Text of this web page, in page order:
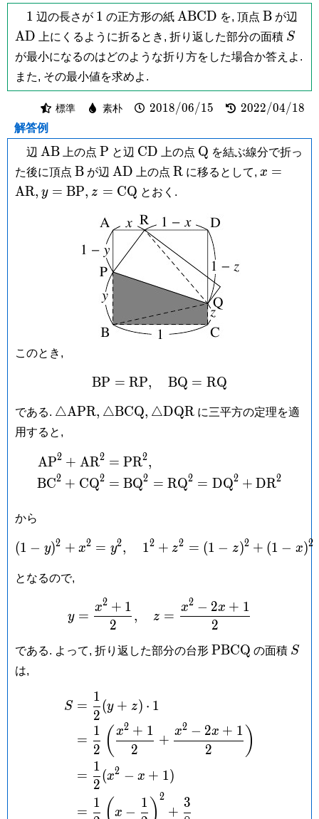
1
1 辺の長さが 1
1 の正方形の紙 \mathrm{ABCD}
ABCD を, 頂点 \mathrm
B
B が辺
AD 上にくるように折るとき, 折り返した部分の面積 S
S
が最小になるのはどのような折り方をした場合か答えよ.
また, その最小値を求めよ.
標準 素朴 2018/06/15
2018/06/15 2022/04/18
2022/04/18
解答例
辺 \mathrm{AB}
AB 上の点 \mathrm
P
P と辺 \mathrm{CD}
CD 上の点 \mathrm
Q
Q を結ぶ線分で折っ
た後に頂点 \mathrm
B
B が辺 \mathrm{AD}
AD 上の点 \mathrm
R に移るとして, x =
x =
AR, y =
y = BP, z =
z = CQ とおく.
このとき,
\mathrm{BP} =
BP = RP, BQ = RQ
である. \triangle\mathrm{APR},
△APR, \triangle\mathrm{BCQ},
△BCQ, \triangle\mathrm{DQR}
△DQR に三平方の定理を適
用すると,
AP2 + AR2
BC2 + CQ2
= PR2,
= BQ2 = RQ2 = DQ2 + DR2
から
(1-y)^2+x^2 = y^2,
(1 − y)2 + x2 = y2, 12 + z2 = (1 − z)2 + (1 − x)2
となるので,
y = \frac{x^2+1}{2},
y =
2
x2 + 1
, z =
2
x2 − 2x + 1
である. よって, 折り返した部分の台形 \mathrm{PBCQ}
PBCQ の面積 S
S
は,
S =
2
1
(y + z) ⋅ 1
=
2
1 ( 2
x2 + 1
+
2
x2 − 2x + 1 )
=
2
1
(x2 − x + 1)
=
1
x −
1 2
+
3